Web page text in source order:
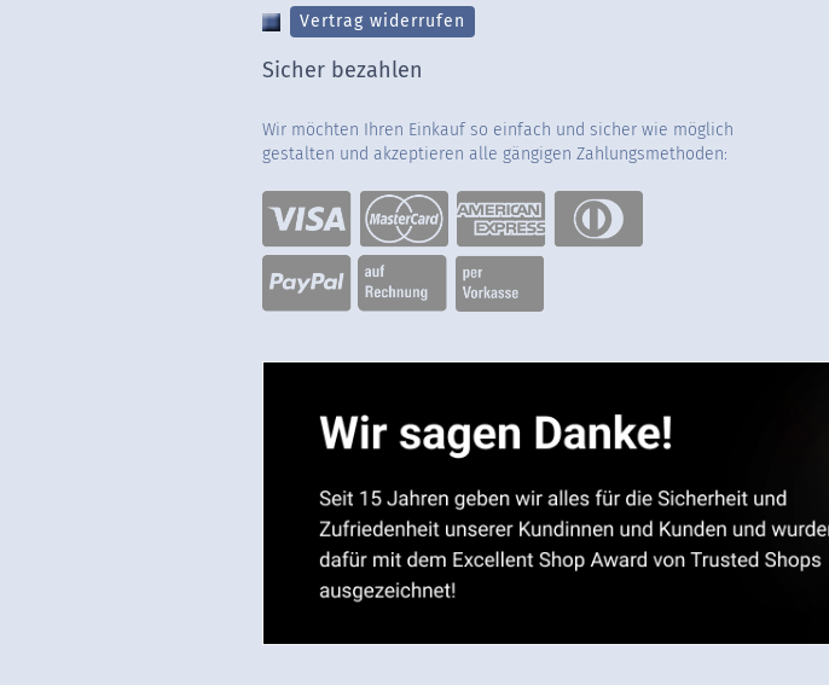
Vertrag widerrufen
Sicher bezahlen
Wir möchten Ihren Einkauf so einfach und sicher wie möglich
gestalten und akzeptieren alle gängigen Zahlungsmethoden: